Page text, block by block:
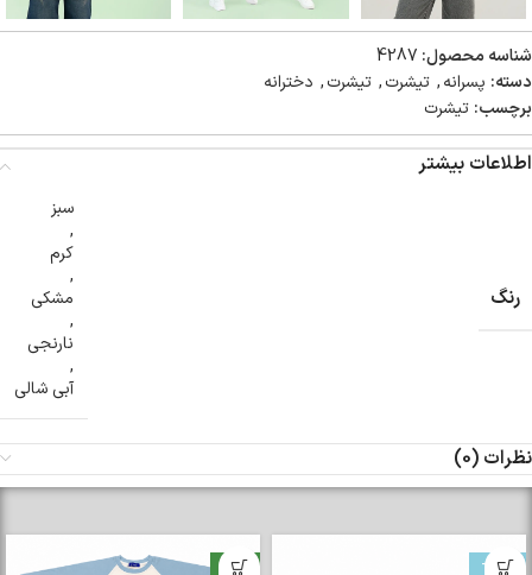
شناسه محصول: 4287
دسته: پسرانه, تیشرت, تیشرت, دخترانه
برچسب: تیشرت
اطلاعات بیشتر
رنگ
سبز
,
کرم
,
مشکی
,
نارنجی
,
آبی شالی
نظرات (0)
-33%
جدید